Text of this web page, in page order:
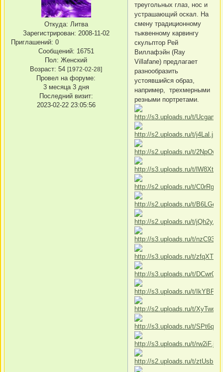
Откуда: Литва
Зарегистрирован: 2008-11-02
Приглашений: 0
Сообщений: 16751
Пол: Женский
Возраст: 54 [1972-02-28]
Провел на форуме:
3 месяца 3 дня
Последний визит:
2023-02-22 23:05:56
треугольных глаз, нос и
устрашающий оскал. На
смену традиционному
тыквенному карвингу
скульптор Рей
Виллафэйн (Ray
Villafane) предлагает
разнообразить
устоявшийся образ,
например, трехмерными
резными портретами.